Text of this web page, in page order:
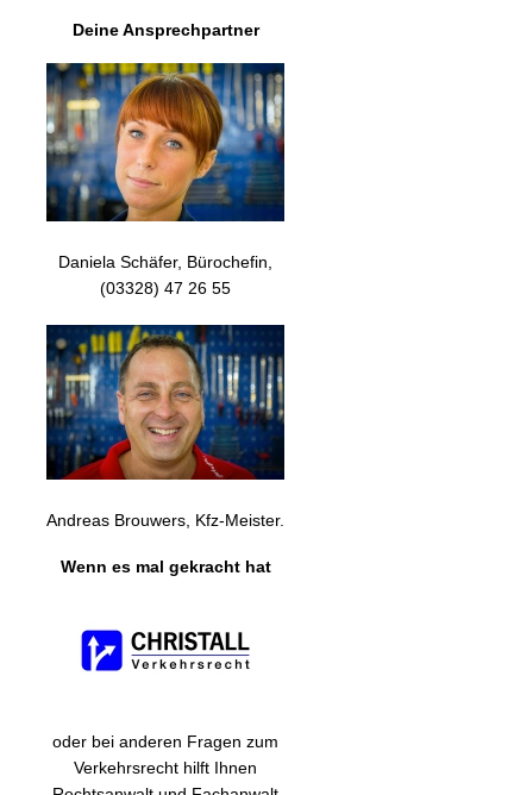
Deine Ansprechpartner
Daniela Schäfer, Bürochefin,
(03328) 47 26 55
Andreas Brouwers, Kfz-Meister.
Wenn es mal gekracht hat
oder bei anderen Fragen zum
Verkehrsrecht hilft Ihnen